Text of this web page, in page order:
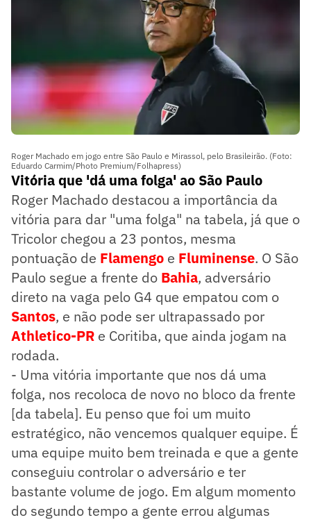
Roger Machado em jogo entre São Paulo e Mirassol, pelo Brasileirão. (Foto:
Eduardo Carmim/Photo Premium/Folhapress)
Vitória que 'dá uma folga' ao São Paulo
Roger Machado destacou a importância da
vitória para dar "uma folga" na tabela, já que o
Tricolor chegou a 23 pontos, mesma
pontuação de Flamengo e Fluminense. O São
Paulo segue a frente do Bahia, adversário
direto na vaga pelo G4 que empatou com o
Santos, e não pode ser ultrapassado por
Athletico-PR e Coritiba, que ainda jogam na
rodada.
- Uma vitória importante que nos dá uma
folga, nos recoloca de novo no bloco da frente
[da tabela]. Eu penso que foi um muito
estratégico, não vencemos qualquer equipe. É
uma equipe muito bem treinada e que a gente
conseguiu controlar o adversário e ter
bastante volume de jogo. Em algum momento
do segundo tempo a gente errou algumas